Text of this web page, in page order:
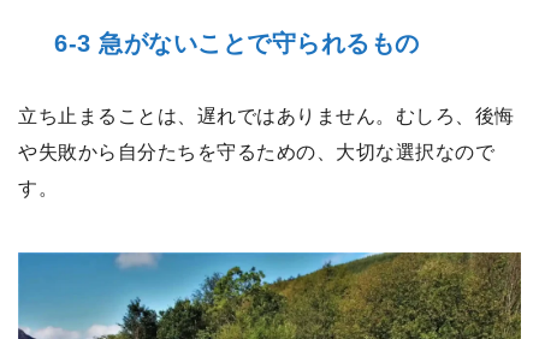
6-3 急がないことで守られるもの
立ち止まることは、遅れではありません。むしろ、後悔
や失敗から自分たちを守るための、大切な選択なので
す。